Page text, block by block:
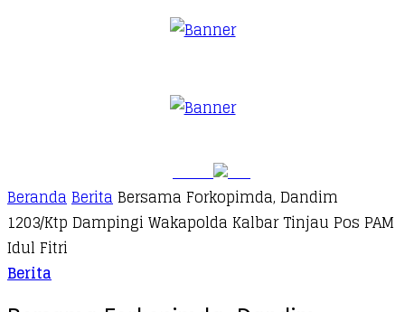
BerandaBeritaBersama Forkopimda, Dandim
1203/Ktp Dampingi Wakapolda Kalbar Tinjau Pos PAM
Idul Fitri
Berita